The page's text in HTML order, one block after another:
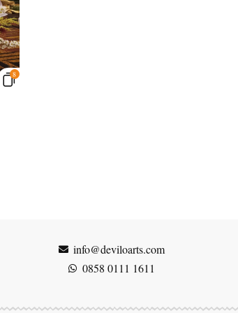
8
info@deviloarts.com
0858 0111 1611